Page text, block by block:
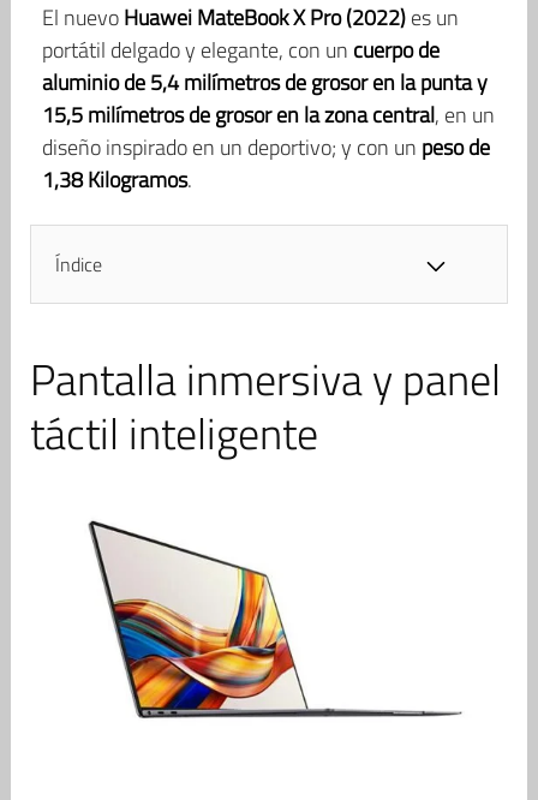
El nuevoHuawei MateBook X Pro (2022)es un
portátil delgado y elegante, con un cuerpo de
aluminio de 5,4 milímetros de grosor en la puntay
15,5 milímetros de grosor en la zona central, en un
diseño inspirado en un deportivo; y con un peso de
1,38 Kilogramos.
Índice
Pantalla inmersiva y panel
táctil inteligente